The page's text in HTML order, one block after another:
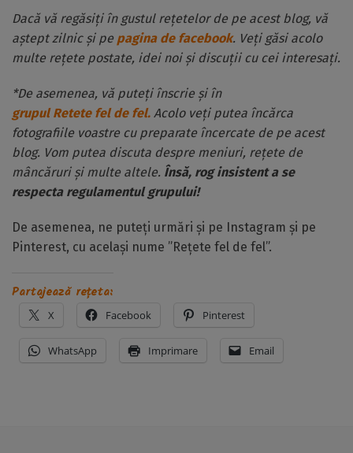
Dacă vă regăsiți în gustul rețetelor de pe acest blog, vă
aștept zilnic și pe pagina de facebook. Veți găsi acolo
multe rețete postate, idei noi și discuții cu cei interesați.
*De asemenea, vă puteți înscrie și în
grupul Retete fel de fel. Acolo veți putea încărca
fotografiile voastre cu preparate încercate de pe acest
blog. Vom putea discuta despre meniuri, rețete de
mâncăruri și multe altele. Însă, rog insistent a se
respecta regulamentul grupului!
De asemenea, ne puteți urmări și pe Instagram și pe
Pinterest, cu același nume ”Rețete fel de fel”.
Partajează rețeta:
X Facebook Pinterest
WhatsApp Imprimare Email